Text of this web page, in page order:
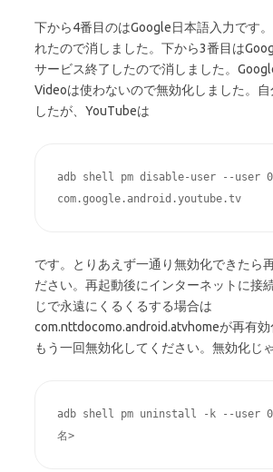
下から4番目のはGoogle日本語入力です
れたので消しました。下から3番目は
サービス終了したので消しました。Google
Videoは使わないので無効化しました。
したが、YouTubeは
adb shell pm disable-user --user 0
です。とりあえず一通り無効化できたら
ださい。再起動後にインターネットに接
じで永遠にくるくるする場合は
com.nttdocomo.android.atvhomeが再有効
もう一回無効化してください。無効化じ
adb shell pm uninstall -k --user 0
名>